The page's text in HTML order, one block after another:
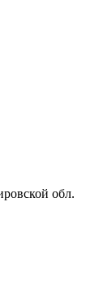
обл.